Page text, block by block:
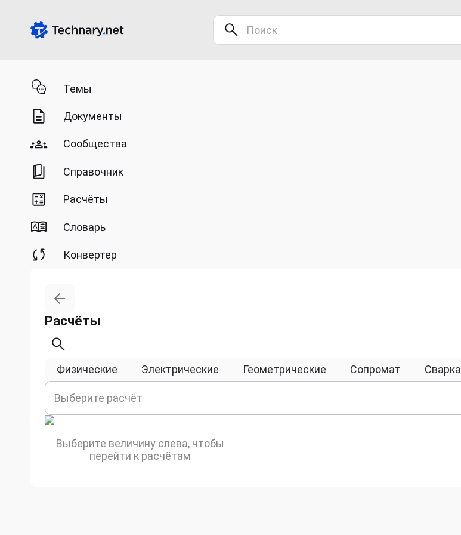
Темы
Документы
Сообщества
Справочник
Расчёты
Словарь
Конвертер
Расчёты
Физические Электрические Геометрические Сопромат Сварка
Выберите расчёт
Выберите величину слева, чтобы
перейти к расчётам